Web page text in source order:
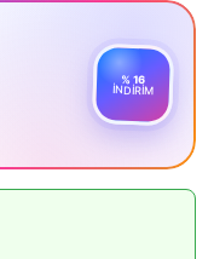
% 16
İNDİRİM